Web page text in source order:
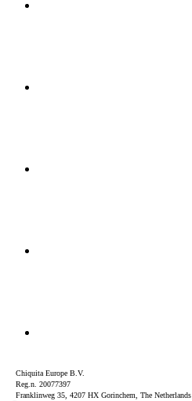
Chiquita Europe B.V.
Reg.n. 20077397
Franklinweg 35, 4207 HX Gorinchem, The Netherlands